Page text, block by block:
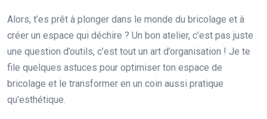
Alors, t’es prêt à plonger dans le monde du bricolage et à
créer un espace qui déchire ? Un bon atelier, c’est pas juste
une question d’outils, c’est tout un art d’organisation ! Je te
file quelques astuces pour optimiser ton espace de
bricolage et le transformer en un coin aussi pratique
qu’esthétique.